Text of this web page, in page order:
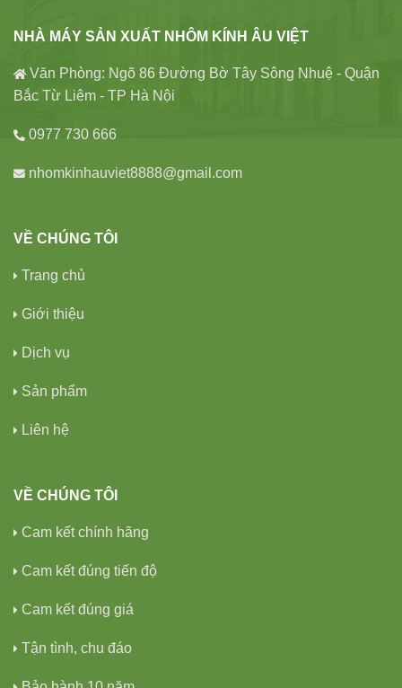
NHÀ MÁY SẢN XUẤT NHÔM KÍNH ÂU VIỆT
Văn Phòng: Ngõ 86 Đường Bờ Tây Sông Nhuệ - Quận
Bắc Từ Liêm - TP Hà Nội
0977 730 666
nhomkinhauviet8888@gmail.com
VỀ CHÚNG TÔI
Trang chủ
Giới thiệu
Dịch vụ
Sản phẩm
Liên hệ
VỀ CHÚNG TÔI
Cam kết chính hãng
Cam kết đúng tiến độ
Cam kết đúng giá
Tận tình, chu đáo